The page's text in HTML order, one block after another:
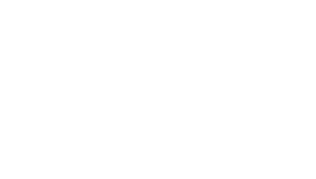
sich an die Polizei, Notruf: 110.